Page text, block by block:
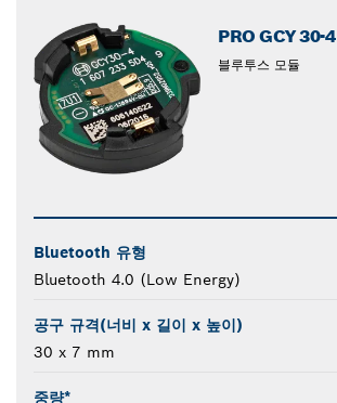
PRO GCY 30-4
블루투스 모듈
Bluetooth 유형
Bluetooth 4.0 (Low Energy)
공구 규격(너비 x 길이 x 높이)
30 x 7 mm
중량*